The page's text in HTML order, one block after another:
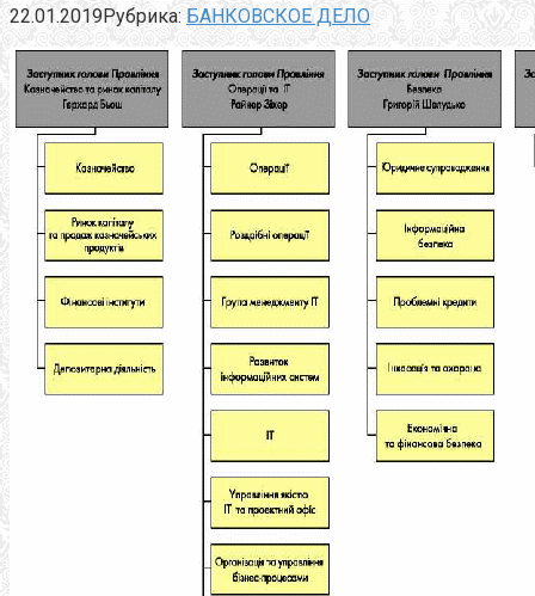
22.01.2019Рубрика: БАНКОВСКОЕ ДЕЛО